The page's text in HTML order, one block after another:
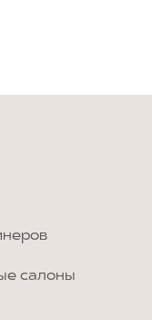
салоны